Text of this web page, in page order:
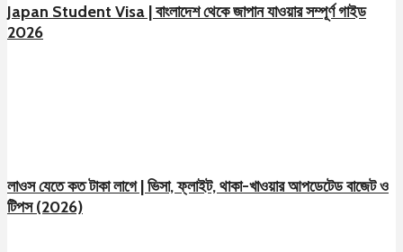
Japan Student Visa | বাংলাদেশ থেকে জাপান যাওয়ার সম্পূর্ণ গাইড
2026
লাওস যেতে কত টাকা লাগে | ভিসা, ফ্লাইট, থাকা-খাওয়ার আপডেটেড বাজেট ও
টিপস (2026)